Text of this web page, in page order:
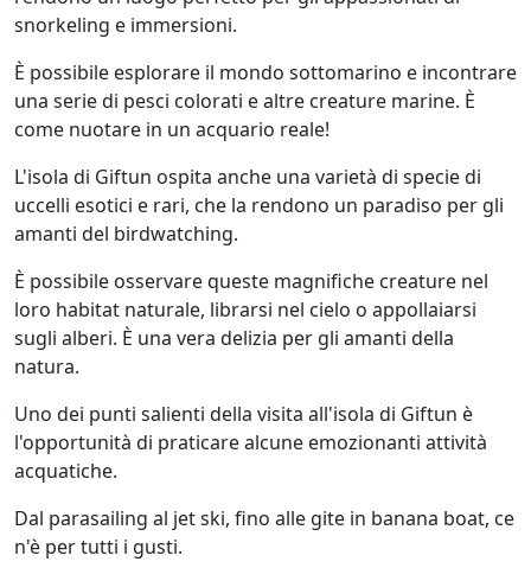
snorkeling e immersioni.
È possibile esplorare il mondo sottomarino e incontrare
una serie di pesci colorati e altre creature marine. È
come nuotare in un acquario reale!
L'isola di Giftun ospita anche una varietà di specie di
uccelli esotici e rari, che la rendono un paradiso per gli
amanti del birdwatching.
È possibile osservare queste magnifiche creature nel
loro habitat naturale, librarsi nel cielo o appollaiarsi
sugli alberi. È una vera delizia per gli amanti della
natura.
Uno dei punti salienti della visita all'isola di Giftun è
l'opportunità di praticare alcune emozionanti attività
acquatiche.
Dal parasailing al jet ski, fino alle gite in banana boat, ce
n'è per tutti i gusti.